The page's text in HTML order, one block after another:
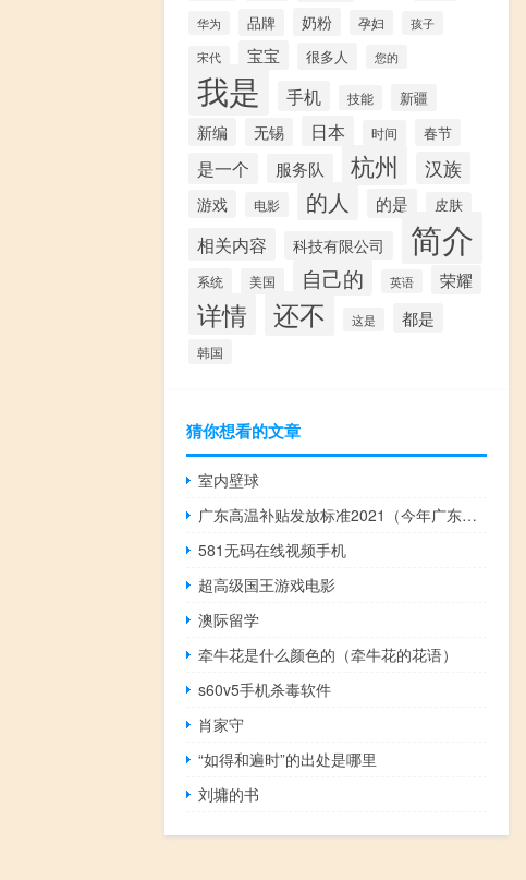
华为 品牌 奶粉 孕妇 孩子
宋代 宝宝 很多人 您的
我是 手机 技能 新疆
新编 无锡 日本 时间 春节
是一个 服务队 杭州 汉族
游戏 电影 的人 的是 皮肤
相关内容 科技有限公司 简介
系统 美国 自己的 英语 荣耀
详情 还不 这是 都是
韩国
猜你想看的文章
室内壁球
广东高温补贴发放标准2021（今年广东高温补贴怎么发放）
581无码在线视频手机
超高级国王游戏电影
澳际留学
牵牛花是什么颜色的（牵牛花的花语）
s60v5手机杀毒软件
肖家守
“如得和遍时”的出处是哪里
刘墉的书